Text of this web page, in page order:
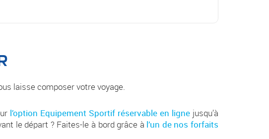
laisse composer votre voyage.
l’option Equipement Sportif réservable en ligne jusqu’à
le départ ? Faites-le à bord grâce à l’un de nos forfaits